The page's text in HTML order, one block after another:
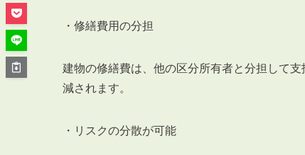
投資不動産を売却したい方
マンションの自主管理について
アパートの大規模修繕について
・修繕費用の分担
建物の修繕費は、他の区分所有者と分担して
減されます。
・リスクの分散が可能